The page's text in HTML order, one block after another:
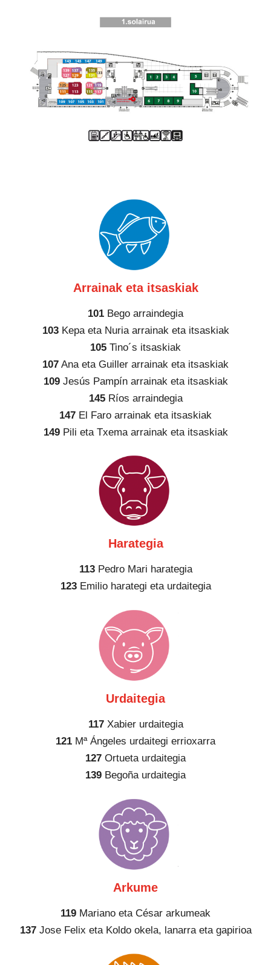
Arrainak eta itsaskiak
101 Bego arraindegia
103Kepa eta Nuria arrainak eta itsaskiak
105 Tino´s itsaskiak
107 Ana eta Guiller arrainak eta itsaskiak
109Jesús Pampín arrainak eta itsaskiak
145Ríos arraindegia
147 El Faro arrainak eta itsaskiak
149Pili eta Txema arrainak eta itsaskiak
Harategia
113Pedro Mari harategia
123Emilio harategi eta urdaitegia
Urdaitegia
117Xabier urdaitegia
121 Mª Ángeles urdaitegi errioxarra
127 Ortueta urdaitegia
139 Begoña urdaitegia
Arkume
119 Mariano eta César arkumeak
137Jose Felix eta Koldo okela, lanarra eta gapirioa